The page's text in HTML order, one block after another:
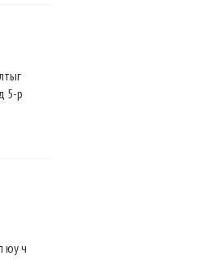
5-р
юу ч